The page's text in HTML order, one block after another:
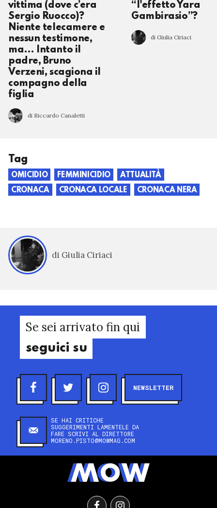
vittima (dove c’era
Sergio Ruocco)?
Niente telecamere e
nessun testimone,
ma… Intanto il
padre, Bruno
Verzeni, scagiona il
compagno della
figlia
di Riccardo Canaletti
“l'effetto Yara
Gambirasio”?
di Giulia Ciriaci
Tag
OMICIDIO FEMMINICIDIO
ATTUALITÀ
CRONACA
CRONACA LOCALE CRONACA NERA
di Giulia Ciriaci
Se sei arrivato fin qui
seguici su
NEWSLETTER
SE HAI CRITICHE
SUGGERIMENTI LAMENTELE DA
FARE SCRIVI AL DIRETTORE
MORENO.PISTO@MOWMAG.COM